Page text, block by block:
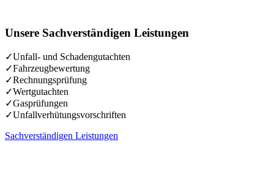
Unsere Sachverständigen Leistungen
✓Unfall- und Schadengutachten
✓Fahrzeugbewertung
✓Rechnungsprüfung
✓Wertgutachten
✓Gasprüfungen
✓Unfallverhütungsvorschriften
Sachverständigen Leistungen